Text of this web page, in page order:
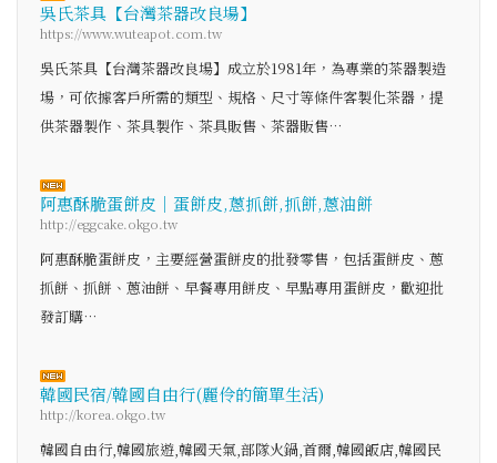
吳氏茶具【台灣茶器改良場】
https://www.wuteapot.com.tw
吳氏茶具【台灣茶器改良場】成立於1981年，為專業的茶器製造
場，可依據客戶所需的類型、規格、尺寸等條件客製化茶器，提
供茶器製作、茶具製作、茶具販售、茶器販售…
阿惠酥脆蛋餅皮│蛋餅皮,蔥抓餅,抓餅,蔥油餅
http://eggcake.okgo.tw
阿惠酥脆蛋餅皮，主要經營蛋餅皮的批發零售，包括蛋餅皮、蔥
抓餅、抓餅、蔥油餅、早餐專用餅皮、早點專用蛋餅皮，歡迎批
發訂購…
韓國民宿/韓國自由行(麗伶的簡單生活)
http://korea.okgo.tw
韓國自由行,韓國旅遊,韓國天氣,部隊火鍋,首爾,韓國飯店,韓國民